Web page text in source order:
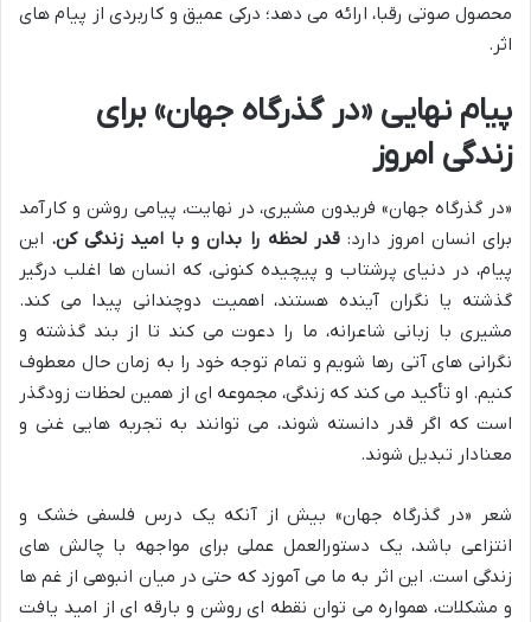
محصول صوتی رقبا، ارائه می دهد؛ درکی عمیق و کاربردی از پیام های
اثر.
پیام نهایی «در گذرگاه جهان» برای
زندگی امروز
«در گذرگاه جهان» فریدون مشیری، در نهایت، پیامی روشن و کارآمد
برای انسان امروز دارد:قدر لحظه را بدان و با امید زندگی کن. این
پیام، در دنیای پرشتاب و پیچیده کنونی، که انسان ها اغلب درگیر
گذشته یا نگران آینده هستند، اهمیت دوچندانی پیدا می کند.
مشیری با زبانی شاعرانه، ما را دعوت می کند تا از بند گذشته و
نگرانی های آتی رها شویم و تمام توجه خود را به زمان حال معطوف
کنیم. او تأکید می کند که زندگی، مجموعه ای از همین لحظات زودگذر
است که اگر قدر دانسته شوند، می توانند به تجربه هایی غنی و
معنادار تبدیل شوند.
شعر «در گذرگاه جهان» بیش از آنکه یک درس فلسفی خشک و
انتزاعی باشد، یک دستورالعمل عملی برای مواجهه با چالش های
زندگی است. این اثر به ما می آموزد که حتی در میان انبوهی از غم ها
و مشکلات، همواره می توان نقطه ای روشن و بارقه ای از امید یافت